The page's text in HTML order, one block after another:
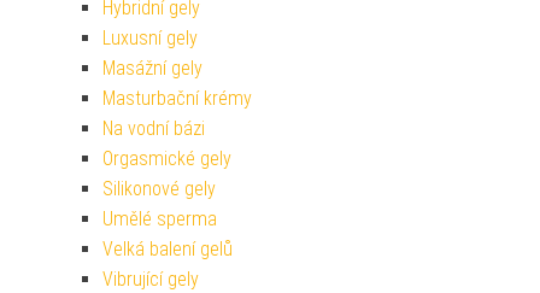
Hybridní gely
Luxusní gely
Masážní gely
Masturbační krémy
Na vodní bázi
Orgasmické gely
Silikonové gely
Umělé sperma
Velká balení gelů
Vibrující gely